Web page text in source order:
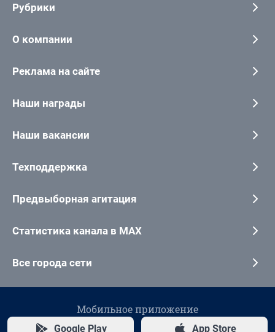
Рубрики
О компании
Реклама на сайте
Наши награды
Наши вакансии
Техподдержка
Предвыборная агитация
Статистика канала в MAX
Все города сети
Мобильное приложение
Google Play App Store